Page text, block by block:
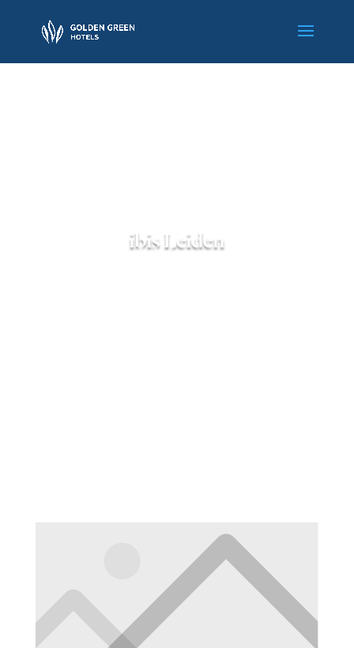
ibis Leiden